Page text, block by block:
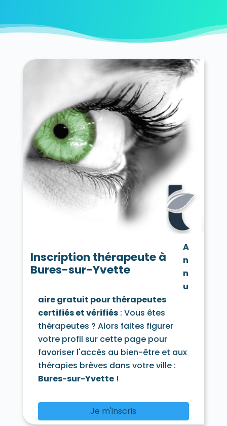
Boigneville 91720
Boissy-la-Rivière 91690
Boissy-sous-Saint-Yon 91790
Bondoufle 91070
Boullay-les-Troux 91470
Boussy-Saint-Antoine 91800
Boutervilliers 91150
Boutigny-sur-Essonne 91820
Bouville 91880
Brétigny-sur-Orge 91220
Breuillet 91650
Breux-Jouy 91650
Brières-les-Scellés 91150
Briis-sous-Forges 91640
Brouy 91150
Brunoy 91800
Bruyères-le-Châtel 91680
Buno-Bonnevaux 91720
Bures-sur-Yvette 91440
Cerny 91590
Chalo-Saint-Mars 91780
Chalou-Moulineux 91740
Chamarande 91730
Champcueil 91750
Champmotteux 91150
Cheptainville 91630
Chevannes 91750
Chilly-Mazarin 91380
Congerville-Thionville 91740
Courdimanche-sur-Essonne 91720
Courson-Monteloup 91680
Crosne 91560
Dannemois 91490
D'Huison-Longueville 91590
Dourdan 91410
Draveil 91210
Écharcon 91540
Épinay-sous-Sénart 91860
Épinay-sur-Orge 91360
Estouches 91660
Étampes 91150
Étiolles 91450
Fontaine-la-Rivière 91690
Fontenay-lès-Briis 91640
Inscription thérapeute à
Bures-sur-Yvette
A
n
n
u
aire gratuit pour thérapeutes
certifiés et vérifiés: Vous êtes
thérapeutes ? Alors faites figurer
votre profil sur cette page pour
favoriser l'accès au bien-être et aux
thérapies brèves dans votre ville :
Bures-sur-Yvette!
Je m'inscris